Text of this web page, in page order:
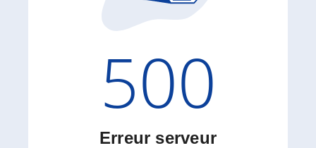
Code
500
Erreur serveur